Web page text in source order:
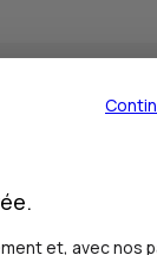
et, avec nos